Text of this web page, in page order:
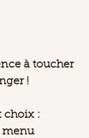
à toucher
!
choix :
menu